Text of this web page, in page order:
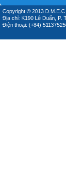
Copyright © 2013 D.M.E.C
Địa chỉ: K190 Lê Duẩn, P.
Điện thoại: (+84)